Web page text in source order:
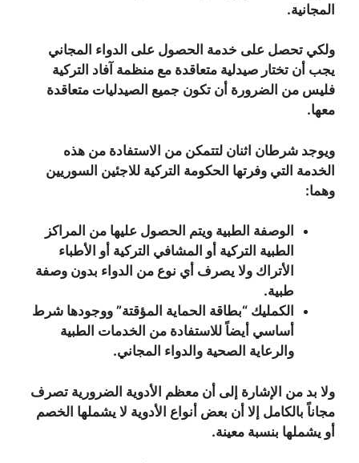
المجانية.
ولكي تحصل على خدمة الحصول على الدواء المجاني
يجب أن تختار صيدلية متعاقدة مع منظمة آفاد التركية
فليس من الضرورة أن تكون جميع الصيدليات متعاقدة
معها.
ويوجد شرطان اثنان لتتمكن من الاستفادة من هذه
الخدمة التي وفرتها الحكومة التركية للاجئين السوريين
وهما:
الوصفة الطبية ويتم الحصول عليها من المراكز
الطبية التركية أو المشافي التركية أو الأطباء
الأتراك ولا يصرف أي نوع من الدواء بدون وصفة
طبية.
الكمليك “بطاقة الحماية المؤقتة” ووجودها شرط
أساسي أيضاً للاستفادة من الخدمات الطبية
والرعاية الصحية والدواء المجاني.
ولا بد من الإشارة إلى أن معظم الأدوية الضرورية تصرف
مجاناً بالكامل إلا أن بعض أنواع الأدوية لا يشملها الخصم
أو يشملها بنسبة معينة.